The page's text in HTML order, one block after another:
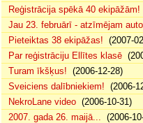
Reģistrācija spēkā 40 ekipāžām!
Jau 23. februārī - atzīmējam
Pieteiktas 38 ekipāžas! (2007-
Par reģistrāciju Ellītes klasē
Turam īkšķus! (2006-12-28)
Sveiciens dalībniekiem! (2006-
NekroLane video (2006-10-31)
2007. gada 26. maijā... (2006-